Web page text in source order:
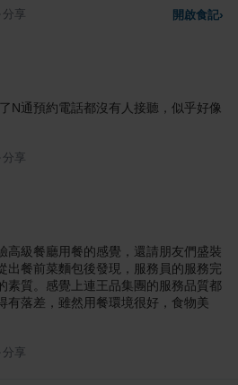
分享 開啟食記›
N通預約電話都沒有人接聽，似乎好像
分享
高級餐廳用餐的感覺，還請朋友們盛裝
出餐前菜麵包後發現，服務員的服務完
素質。感覺上連王品集團的服務品質都
有落差，雖然用餐環境很好，食物美
分享